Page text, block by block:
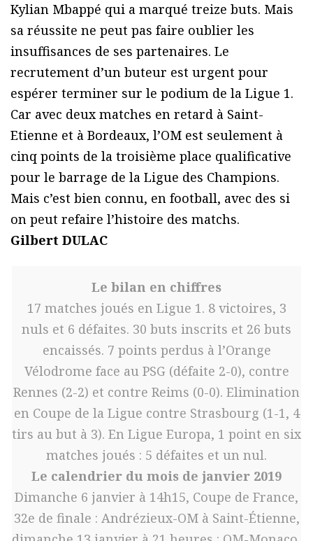
Kylian Mbappé qui a marqué treize buts. Mais
sa réussite ne peut pas faire oublier les
insuffisances de ses partenaires. Le
recrutement d’un buteur est urgent pour
espérer terminer sur le podium de la Ligue 1.
Car avec deux matches en retard à Saint-
Etienne et à Bordeaux, l’OM est seulement à
cinq points de la troisième place qualificative
pour le barrage de la Ligue des Champions.
Mais c’est bien connu, en football, avec des si
on peut refaire l’histoire des matchs.
Gilbert DULAC
Le bilan en chiffres
17 matches joués en Ligue 1. 8 victoires, 3
nuls et 6 défaites. 30 buts inscrits et 26 buts
encaissés. 7 points perdus à l’Orange
Vélodrome face au PSG (défaite 2-0), contre
Rennes (2-2) et contre Reims (0-0). Elimination
en Coupe de la Ligue contre Strasbourg (1-1, 4
tirs au but à 3). En Ligue Europa, 1 point en six
matches joués : 5 défaites et un nul.
Le calendrier du mois de janvier 2019
Dimanche 6 janvier à 14h15, Coupe de France,
32e de finale : Andrézieux-OM à Saint-Étienne,